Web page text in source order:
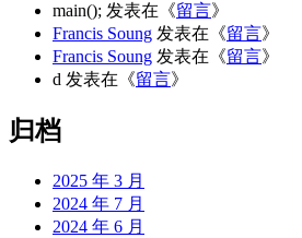
main(); 发表在《留言》
Francis Soung 发表在《留言》
Francis Soung 发表在《留言》
d 发表在《留言》
归档
2025 年 3 月
2024 年 7 月
2024 年 6 月